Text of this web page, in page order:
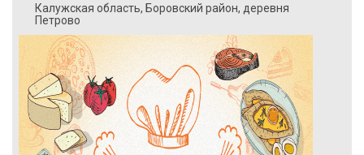
Калужская область, Боровский район, деревня
Петрово